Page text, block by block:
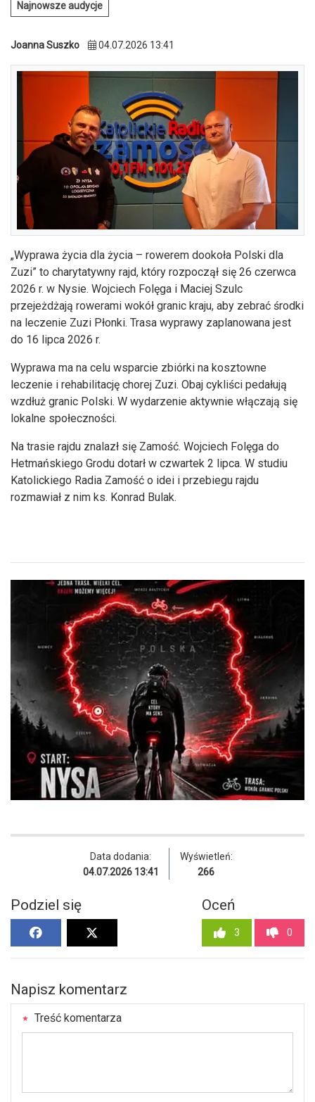
Najnowsze audycje
Joanna Suszko 04.07.2026 13:41
„Wyprawa życia dla życia – rowerem dookoła Polski dla
Zuzi” to charytatywny rajd, który rozpoczął się 26 czerwca
2026 r. w Nysie. Wojciech Folęga i Maciej Szulc
przejeżdżają rowerami wokół granic kraju, aby zebrać środki
na leczenie Zuzi Płonki. Trasa wyprawy zaplanowana jest
do 16 lipca 2026 r.
Wyprawa ma na celu wsparcie zbiórki na kosztowne
leczenie i rehabilitację chorej Zuzi. Obaj cykliści pedałują
wzdłuż granic Polski. W wydarzenie aktywnie włączają się
lokalne społeczności.
Na trasie rajdu znalazł się Zamość. Wojciech Folęga do
Hetmańskiego Grodu dotarł w czwartek 2 lipca. W studiu
Katolickiego Radia Zamość o idei i przebiegu rajdu
rozmawiał z nim ks. Konrad Bulak.
Data dodania:
04.07.2026 13:41
Wyświetleń:
266
Podziel się Oceń
3 0
Napisz komentarz
Treść komentarza